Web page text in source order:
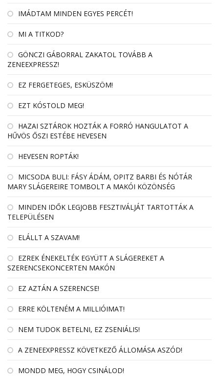
IMÁDTAM MINDEN EGYES PERCÉT!
MI A TITKOD?
GÖNCZI GÁBORRAL ZAKATOL TOVÁBB A
ZENEEXPRESSZ!
EZ FERGETEGES, ESKÜSZÖM!
EZT KÓSTOLD MEG!
HAZAI SZTÁROK HOZTÁK A FORRÓ HANGULATOT A
HŰVÖS ŐSZI ESTÉBE HEVESEN
HEVESEN ROPTÁK!
MICSODA BULI: FÁSY ÁDÁM, OPITZ BARBI ÉS NÓTÁR
MARY SLÁGEREIRE TOMBOLT A MAKÓI KÖZÖNSÉG
MINDEN IDŐK LEGJOBB FESZTIVÁLJÁT TARTOTTÁK A
TELEPÜLÉSEN
ELÁLLT A SZAVAM!
EZREK ÉNEKELTÉK EGYÜTT A SLÁGEREKET A
SZERENCSEKONCERTEN MAKÓN
EZ AZTÁN A SZERENCSE!
ERRE KÖLTENÉM A MILLIÓIMAT!
NEM TUDOK BETELNI, EZ ZSENIÁLIS!
A ZENEEXPRESSZ KÖVETKEZŐ ÁLLOMÁSA ASZÓD!
MONDD MEG, HOGY CSINÁLOD!